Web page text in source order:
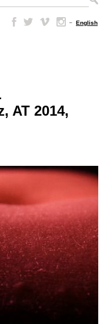
– English
AT 2014,